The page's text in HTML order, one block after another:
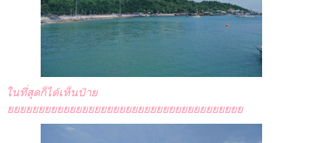
ในที่สุดก็ได้เห็นป้าย
ยยยยยยยยยยยยยยยยยยยยยยยยยยยยยยยยยยยยยย